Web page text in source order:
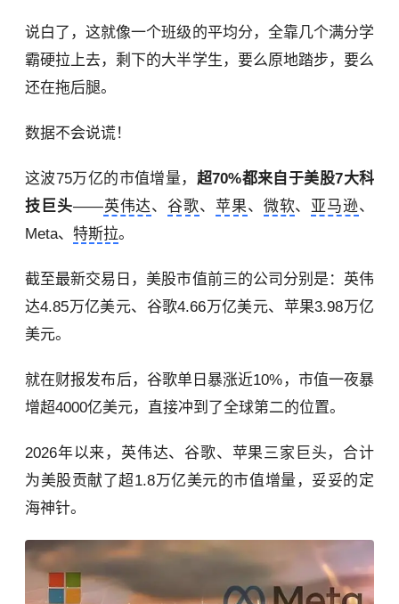
说白了，这就像一个班级的平均分，全靠几个满分学
霸硬拉上去，剩下的大半学生，要么原地踏步，要么
还在拖后腿。
数据不会说谎！
这波75万亿的市值增量， 超70%都来自于美股7大科
技巨头——英伟达、 谷歌、 苹果、 微软、 亚马逊、
Meta、 特斯拉。
截至最新交易日，美股市值前三的公司分别是：英伟
达4.85万亿美元、谷歌4.66万亿美元、苹果3.98万亿
美元。
就在财报发布后，谷歌单日暴涨近10%，市值一夜暴
增超4000亿美元，直接冲到了全球第二的位置。
2026年以来，英伟达、谷歌、苹果三家巨头，合计
为美股贡献了超1.8万亿美元的市值增量，妥妥的定
海神针。